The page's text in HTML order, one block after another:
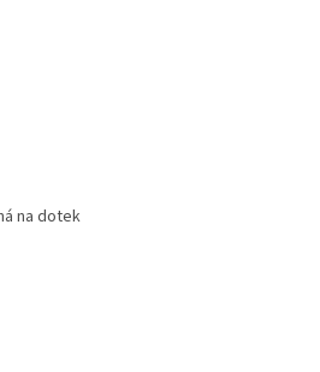
na dotek